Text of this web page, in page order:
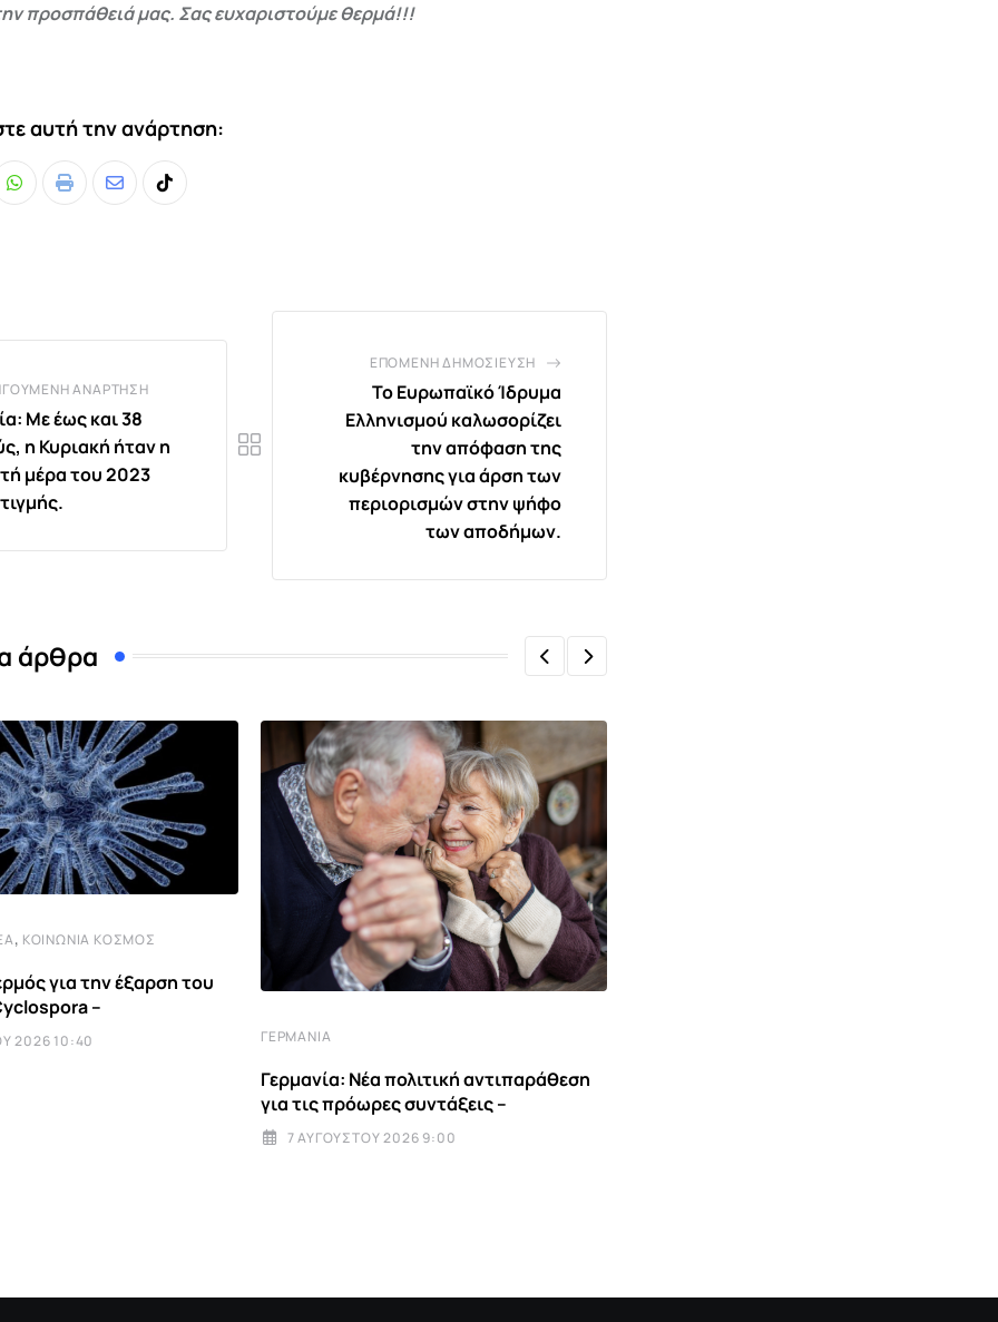
προσπάθειά μας. Σας ευχαριστούμε θερμά!!!
αυτή την ανάρτηση:
Whatsapp
Print
ShareTiktok
ΑΝΆΡΤΗΣΗ
Με έως και 38
η Κυριακή ήταν η
μέρα του 2023
ΕΠΌΜΕΝΗ ΔΗΜΟΣΊΕΥΣΗ
Το Ευρωπαϊκό Ίδρυμα
Ελληνισμού καλωσορίζει
την απόφαση της
κυβέρνησης για άρση των
περιορισμών στην ψήφο
των αποδήμων.
άρθρα
, ΚΟΙΝΩΝΊΑ ΚΌΣΜΟΣ
για την έξαρση του
–
2026 10:40 ΓΕΡΜΑΝΊΑ
Γερμανία: Νέα πολιτική αντιπαράθεση
για τις πρόωρες συντάξεις –
7 ΑΥΓΟΎΣΤΟΥ 2026 9:00